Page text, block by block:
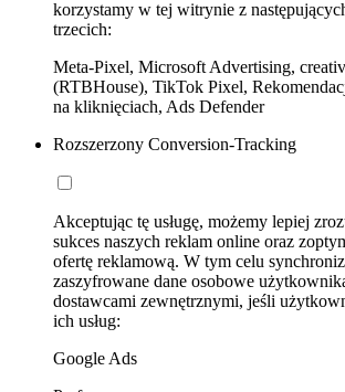
korzystamy w tej witrynie z
trzecich:
Meta-Pixel, Microsoft Advertising,
(RTBHouse), TikTok Pixel,
na kliknięciach, Ads Defender
Rozszerzony Conversion-Tracking
Akceptując tę usługę, możemy lepiej
sukces naszych reklam online oraz
ofertę reklamową. W tym celu
zaszyfrowane dane osobowe
dostawcami zewnętrznymi, jeśli
ich usług:
Google Ads